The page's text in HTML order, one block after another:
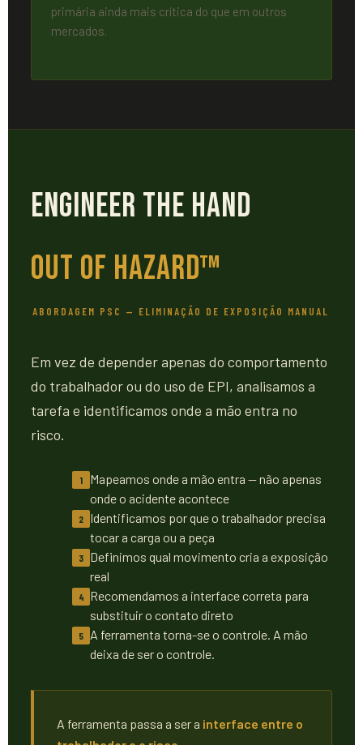
primária ainda mais crítica do que em outros
mercados.
Engineer the Hand
Out of Hazard™
ABORDAGEM PSC — ELIMINAÇÃO DE EXPOSIÇÃO MANUAL
Em vez de depender apenas do comportamento
do trabalhador ou do uso de EPI, analisamos a
tarefa e identificamos onde a mão entra no
risco.
1
Mapeamos onde a mão entra — não apenas
onde o acidente acontece
2
Identificamos por que o trabalhador precisa
tocar a carga ou a peça
3
Definimos qual movimento cria a exposição
real
4
Recomendamos a interface correta para
substituir o contato direto
5
A ferramenta torna-se o controle. A mão
deixa de ser o controle.
A ferramenta passa a ser a interface entre o